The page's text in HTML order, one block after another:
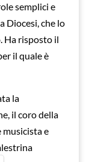
semplici e
Diocesi, che lo
Ha risposto il
il quale è
la
il coro della
e